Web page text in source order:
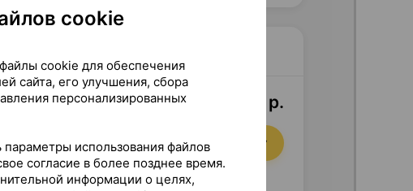
5,00 — 29,81 р.
Где купить В корзину
cookie
cookie для обеспечения
сайта, его улучшения, сбора
персонализированных
использования файлов
согласие в более позднее время.
информации о целях,